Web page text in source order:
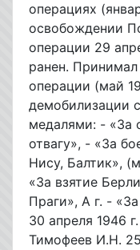
операциях
освобождении
операции 29
ранен.
операции (май
демобилизации
медалями: - «За
отвагу», - «За
Нису, Балтик»,
«За взятие
Праги», А г. -
30 апреля 1946
Тимофеев И.Н.